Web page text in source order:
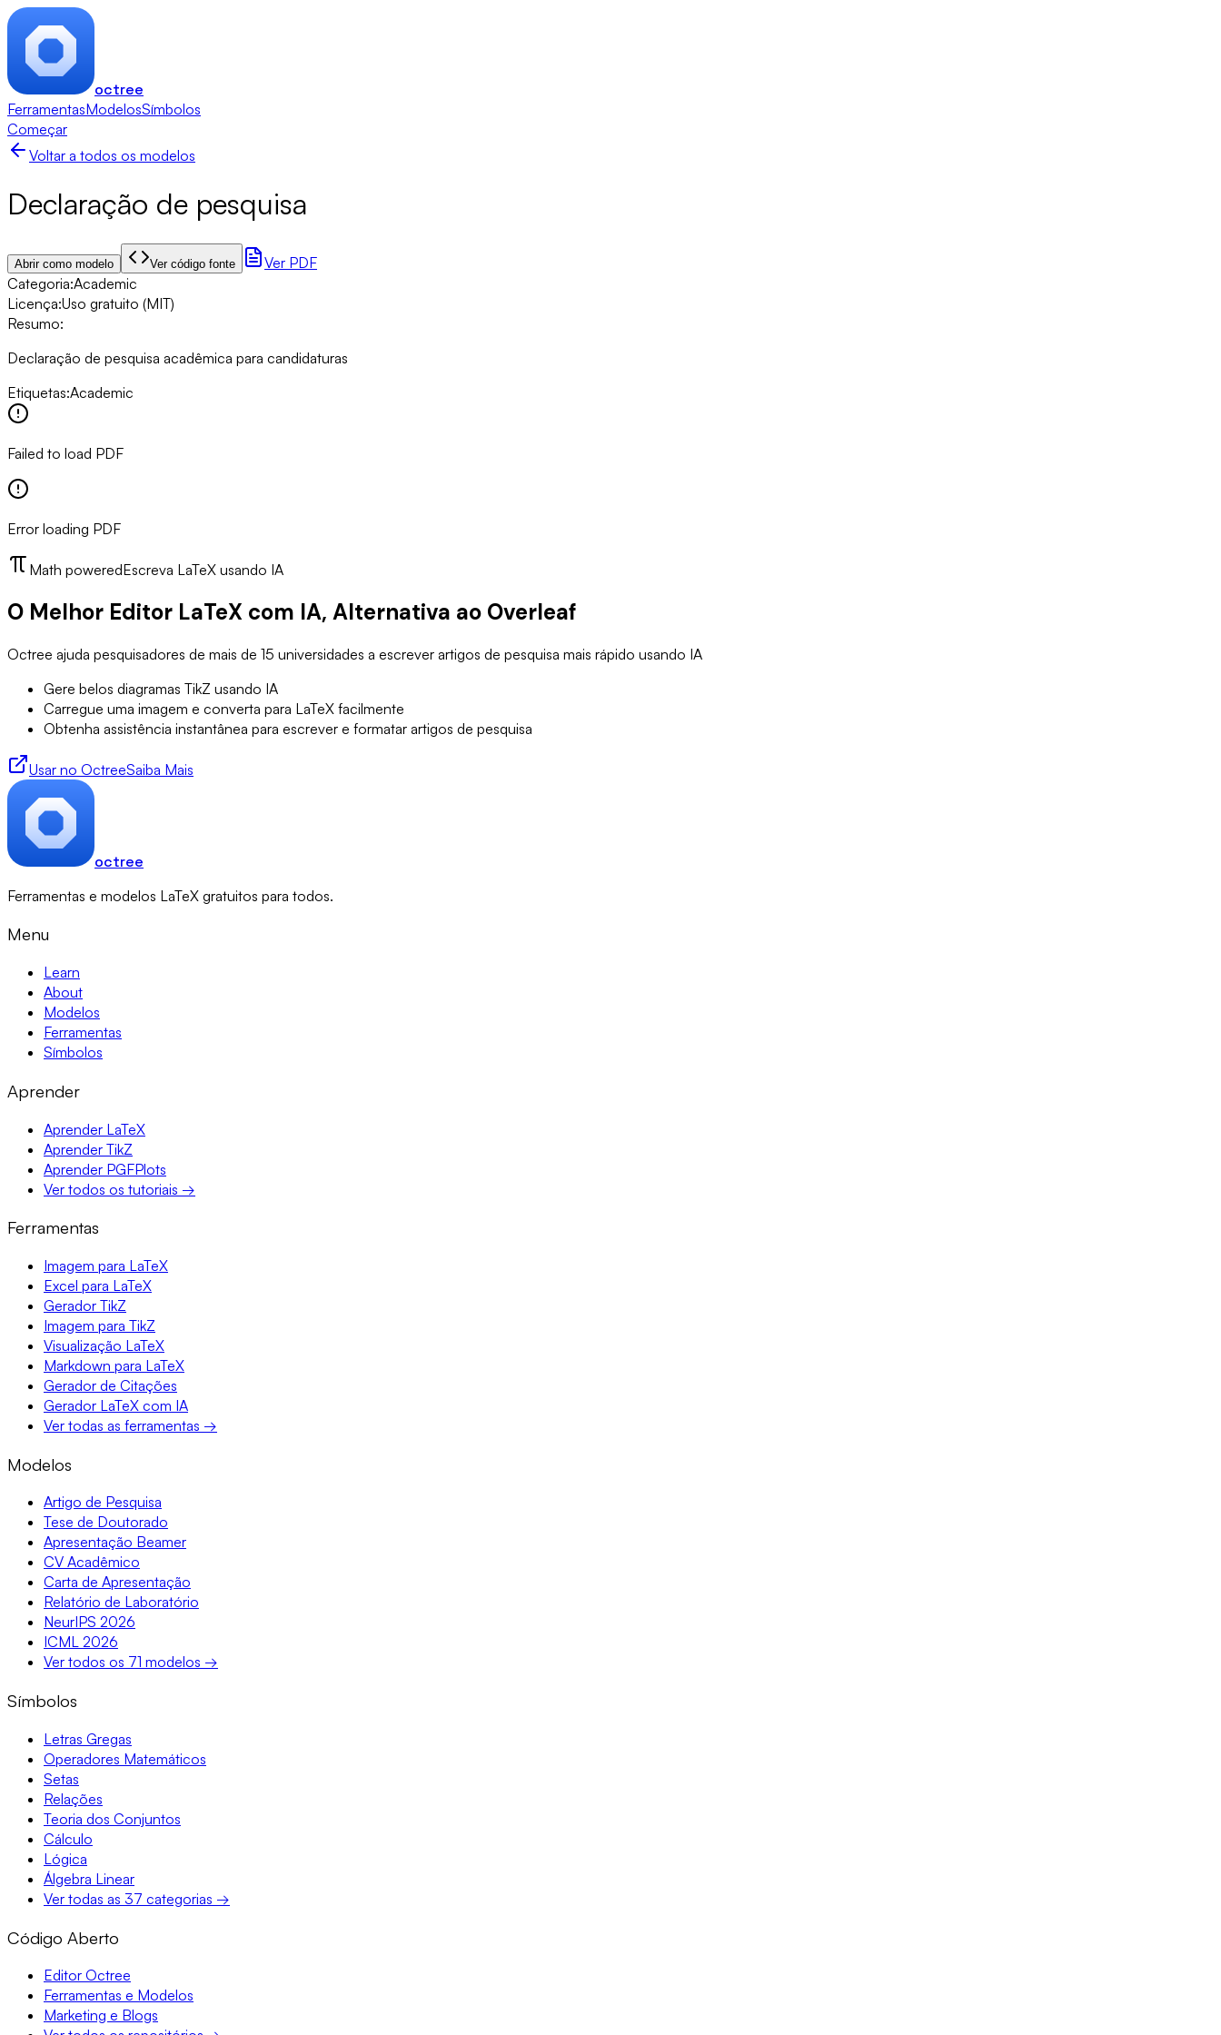
octree
FerramentasModelosSímbolos
Começar
Voltar a todos os modelos
Declaração de pesquisa
Abrir como modelo Ver código fonte
Ver PDF
Categoria:Academic
Licença:Uso gratuito (MIT)
Resumo:
Declaração de pesquisa acadêmica para candidaturas
Etiquetas:Academic
Failed to load PDF
Error loading PDF
Math poweredEscreva LaTeX usando IA
O Melhor Editor LaTeX com IA, Alternativa ao Overleaf
Octree ajuda pesquisadores de mais de 15 universidades a escrever artigos de pesquisa mais rápido usando IA
Gere belos diagramas TikZ usando IA
Carregue uma imagem e converta para LaTeX facilmente
Obtenha assistência instantânea para escrever e formatar artigos de pesquisa
Usar no OctreeSaiba Mais
octree
Ferramentas e modelos LaTeX gratuitos para todos.
Menu
Learn
About
Modelos
Ferramentas
Símbolos
Aprender
Aprender LaTeX
Aprender TikZ
Aprender PGFPlots
Ver todos os tutoriais →
Ferramentas
Imagem para LaTeX
Excel para LaTeX
Gerador TikZ
Imagem para TikZ
Visualização LaTeX
Markdown para LaTeX
Gerador de Citações
Gerador LaTeX com IA
Ver todas as ferramentas →
Modelos
Artigo de Pesquisa
Tese de Doutorado
Apresentação Beamer
CV Acadêmico
Carta de Apresentação
Relatório de Laboratório
NeurIPS 2026
ICML 2026
Ver todos os 71 modelos →
Símbolos
Letras Gregas
Operadores Matemáticos
Setas
Relações
Teoria dos Conjuntos
Cálculo
Lógica
Álgebra Linear
Ver todas as 37 categorias →
Código Aberto
Editor Octree
Ferramentas e Modelos
Marketing e Blogs